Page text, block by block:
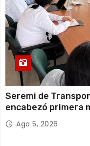
Seremi de
encabezó primera
retiro de cables en
Ago 5, 2026